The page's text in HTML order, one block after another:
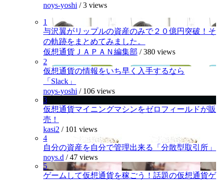
noys-yoshi /3 views
1
与沢翼がリップルの資産のみで２０億円突破！そ
の軌跡をまとめてみました。
仮想通貨ＪＡＰＡＮ編集部 /380 views
2
仮想通貨の情報をいち早く入手するなら
「Slack」
noys-yoshi / 106 views
3
仮想通貨マイニングマシンをゼロフィールドが販
売！
kasi2 / 101 views
4
自分の資産を自分で管理出来る「分散型取引所」
noys.d /47 views
5
ゲームして仮想通貨を稼ごう！話題の仮想通貨ゲ